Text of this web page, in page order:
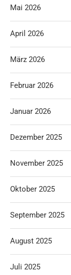
Mai 2026
April 2026
März 2026
Februar 2026
Januar 2026
Dezember 2025
November 2025
Oktober 2025
September 2025
August 2025
Juli 2025